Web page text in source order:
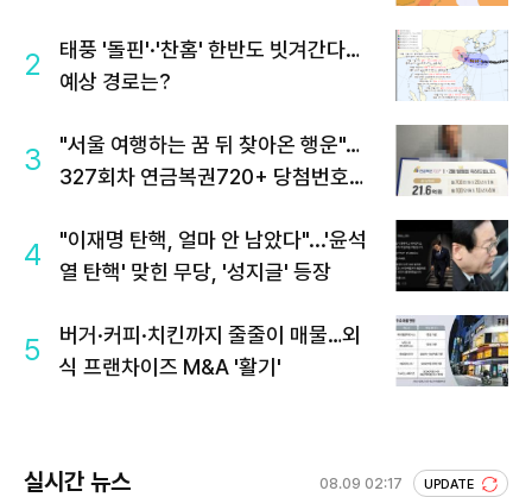
2
태풍 '돌핀'·'찬홈' 한반도 빗겨간다…
예상 경로는?
3
"서울 여행하는 꿈 뒤 찾아온 행운"…
327회차 연금복권720+ 당첨번호조
4
"이재명 탄핵, 얼마 안 남았다"...'윤석
열 탄핵' 맞힌 무당, '성지글' 등장
5
버거·커피·치킨까지 줄줄이 매물…외
식 프랜차이즈 M&A '활기'
실시간 뉴스 08.09 02:17 UPDATE